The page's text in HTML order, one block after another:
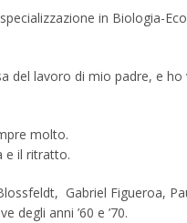
in Biologia-
lavoro di mio padre, e
molto.
e il ritratto.
Gabriel Figueroa,
degli anni ’60 e ’70.